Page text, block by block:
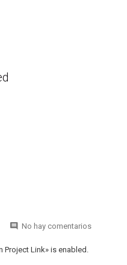
No hay comentarios
Project Link» is enabled.